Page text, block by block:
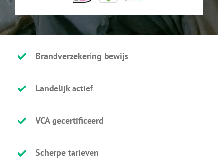
Brandverzekering bewijs
Landelijk actief
VCA gecertificeerd
Scherpe tarieven